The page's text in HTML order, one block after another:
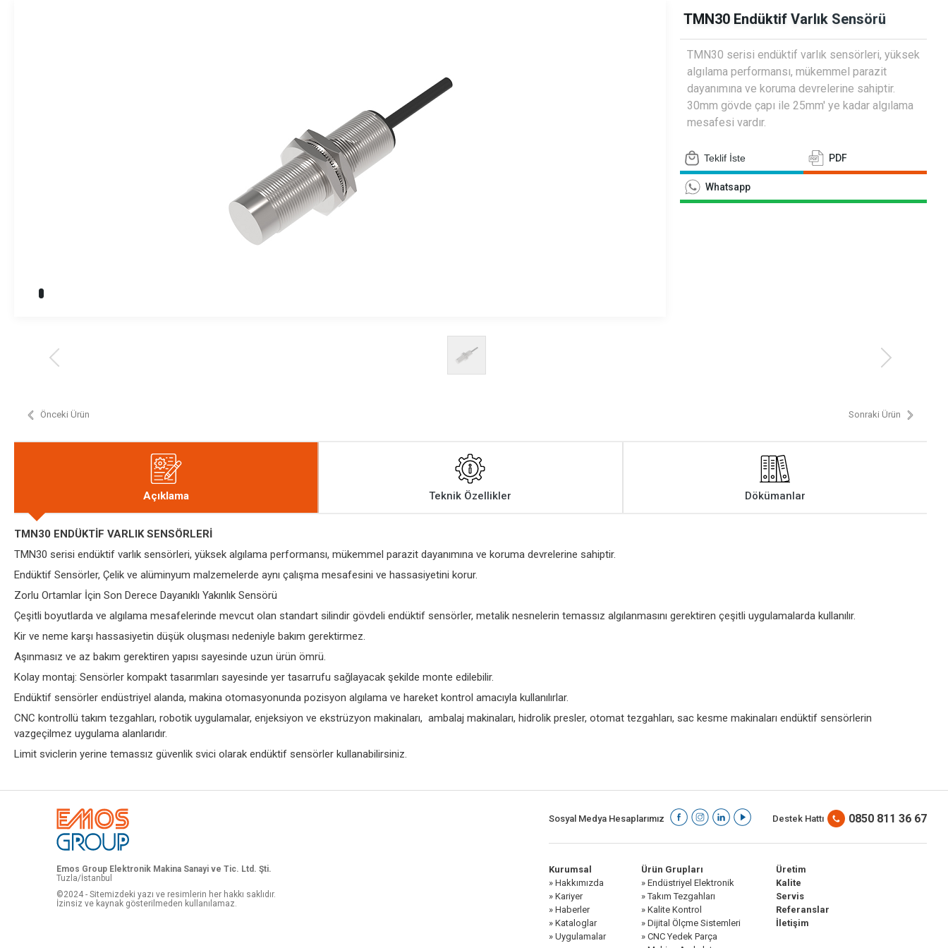
» Takım Tezgahları
Potansiyometreler
Tüm hakkı saklıdır. Sitemizde kullanılan tüm içerik ve görseller
TMN30 Endüktif Varlık Sensörü
TMN30 serisi endüktif varlık sensörleri, yüksek
algılama performansı, mükemmel parazit
dayanımına ve koruma devrelerine sahiptir.
30mm gövde çapı ile 25mm' ye kadar algılama
mesafesi vardır.
Teklif İste PDF
Whatsapp
Önceki Ürün Sonraki Ürün
Açıklama Teknik Özellikler Dökümanlar
TMN30 ENDÜKTİF VARLIK SENSÖRLERİ
TMN30 serisi endüktif varlık sensörleri, yüksek algılama performansı, mükemmel parazit dayanımına ve koruma devrelerine sahiptir.
Endüktif Sensörler, Çelik ve alüminyum malzemelerde aynı çalışma mesafesini ve hassasiyetini korur.
Zorlu Ortamlar İçin Son Derece Dayanıklı Yakınlık Sensörü
Çeşitli boyutlarda ve algılama mesafelerinde mevcut olan standart silindir gövdeli endüktif sensörler, metalik nesnelerin temassız algılanmasını gerektiren çeşitli uygulamalarda kullanılır.
Kir ve neme karşı hassasiyetin düşük oluşması nedeniyle bakım gerektirmez.
Aşınmasız ve az bakım gerektiren yapısı sayesinde uzun ürün ömrü.
Kolay montaj: Sensörler kompakt tasarımları sayesinde yer tasarrufu sağlayacak şekilde monte edilebilir.
Endüktif sensörler endüstriyel alanda, makina otomasyonunda pozisyon algılama ve hareket kontrol amacıyla kullanılırlar.
CNC kontrollü takım tezgahları, robotik uygulamalar, enjeksiyon ve ekstrüzyon makinaları, ambalaj makinaları, hidrolik presler, otomat tezgahları, sac kesme makinaları endüktif sensörlerin
vazgeçilmez uygulama alanlarıdır.
Limit sviclerin yerine temassız güvenlik svici olarak endüktif sensörler kullanabilirsiniz.
Emos Group Elektronik Makina Sanayi ve Tic. Ltd. Şti.
Tuzla/İstanbul
©2024 - Sitemizdeki yazı ve resimlerin her hakkı saklıdır.
İzinsiz ve kaynak gösterilmeden kullanılamaz.
Sosyal Medya Hesaplarımız Destek Hattı 0850 811 36 67
Kurumsal
» Hakkımızda
» Kariyer
» Haberler
» Kataloglar
» Uygulamalar
Ürün Grupları
» Endüstriyel Elektronik
» Takım Tezgahları
» Kalite Kontrol
» Dijital Ölçme Sistemleri
» CNC Yedek Parça
Üretim
Kalite
Servis
Referanslar
İletişim